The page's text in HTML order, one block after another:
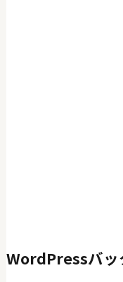
WordPressバッ